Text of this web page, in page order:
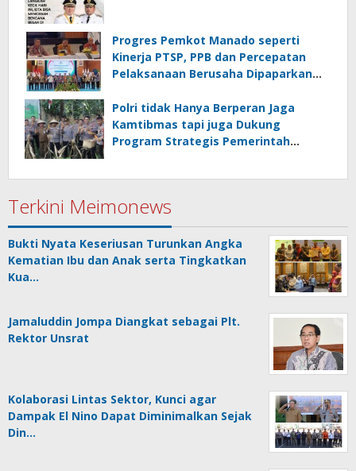
Progres Pemkot Manado seperti
Kinerja PTSP, PPB dan Percepatan
Pelaksanaan Berusaha Dipaparkan
dan Hilirisasi/BKPM
Polri tidak Hanya Berperan Jaga
Kamtibmas tapi juga Dukung
Program Strategis Pemerintah
Terkini Meimonews
Bukti Nyata Keseriusan Turunkan Angka
Kematian Ibu dan Anak serta Tingkatkan
Kua…
Jamaluddin Jompa Diangkat sebagai Plt.
Rektor Unsrat
Kolaborasi Lintas Sektor, Kunci agar
Dampak El Nino Dapat Diminimalkan Sejak
Din…